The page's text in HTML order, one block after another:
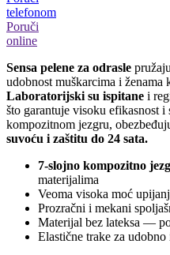
telefonom
Poruči
online
Sensa pelene za odrasle
udobnost muškarcima i
Laboratorijski su ispitane i
što garantuje visoku efikasnost
kompozitnom jezgru,
suvoću i zaštitu do 24 sata.
7-slojno kompozitno
materijalima
Veoma visoka moć
Prozračni i mekani
Materijal bez lateksa —
Elastične trake za